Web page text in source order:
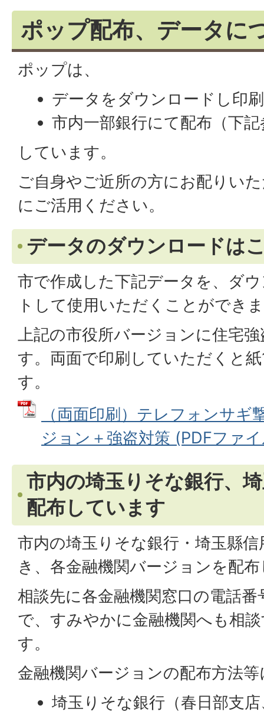
ポップ配布、データに
ポップは、
データをダウンロードし印
市内一部銀行にて配布（下
しています。
ご自身やご近所の方にお配りい
にご活用ください。
データのダウンロードは
市で作成した下記データを、ダ
トして使用いただくことができ
上記の市役所バージョンに住宅
す。両面で印刷していただくと
す。
（両面印刷）テレフォンサギ
ジョン＋強盗対策 (PDFファ
市内の埼玉りそな銀行、
配布しています
市内の埼玉りそな銀行・埼玉縣
き、各金融機関バージョンを配
相談先に各金融機関窓口の電話
で、すみやかに金融機関へも相
す。
金融機関バージョンの配布方法
埼玉りそな銀行（春日部支